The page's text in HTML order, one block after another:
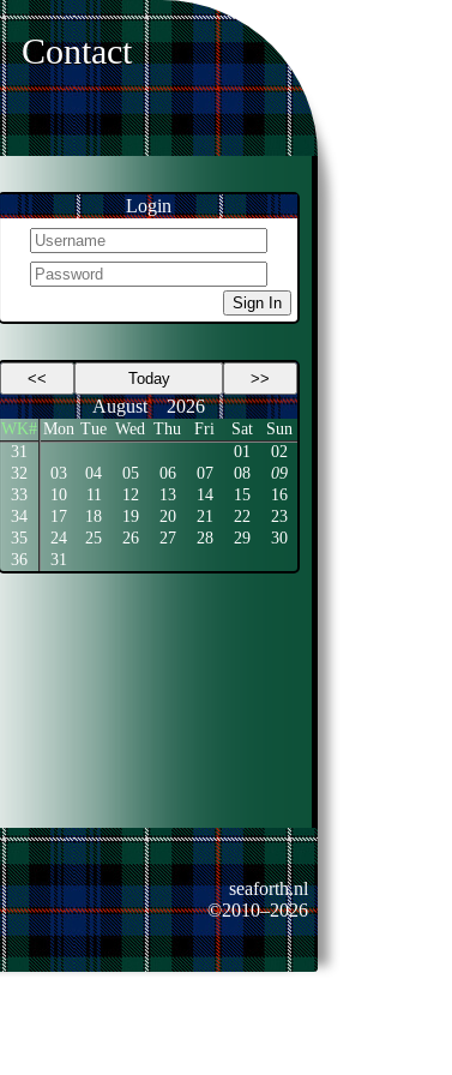
Contact
Login
Sign In
<< Today >>
August 2026
WK# Mon Tue Wed Thu Fri Sat
Sun
31
01
02
32
03 04 05 06 07 08
09
33
10 11 12 13 14 15
16
34
17 18 19 20 21 22
23
35
24 25 26 27 28 29
30
36
31
seaforth.nl
©2010–2026